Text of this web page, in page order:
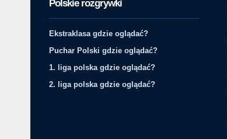
Polskie rozgrywki
Ekstraklasa gdzie oglądać?
Puchar Polski gdzie oglądać?
1. liga polska gdzie oglądać?
2. liga polska gdzie oglądać?